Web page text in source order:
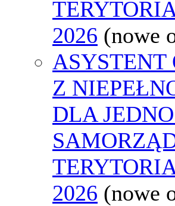
2026 (nowe
ASYSTENT
Z
DLA
2026 (nowe